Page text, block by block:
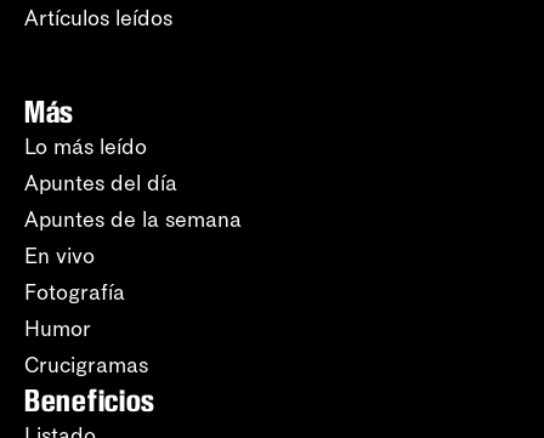
Artículos leídos
Más
Lo más leído
Apuntes del día
Apuntes de la semana
En vivo
Fotografía
Humor
Crucigramas
Beneficios